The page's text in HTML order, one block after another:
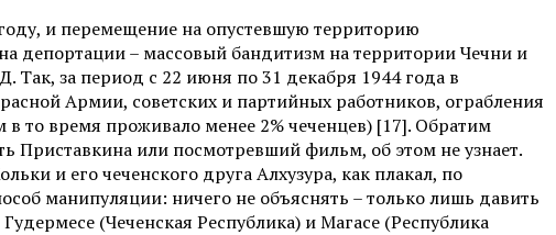
и перемещение на опустевшую территорию
депортации – массовый бандитизм на территории Чечни и
Так, за период с 22 июня по 31 декабря 1944 года в
Армии, советских и партийных работников, ограбления
то время проживало менее 2% чеченцев) [17]. Обратим
Приставкина или посмотревший фильм, об этом не узнает.
и его чеченского друга Алхузура, как плакал, по
манипуляции: ничего не объяснять – только лишь давить
(Чеченская Республика) и Магасе (Республика